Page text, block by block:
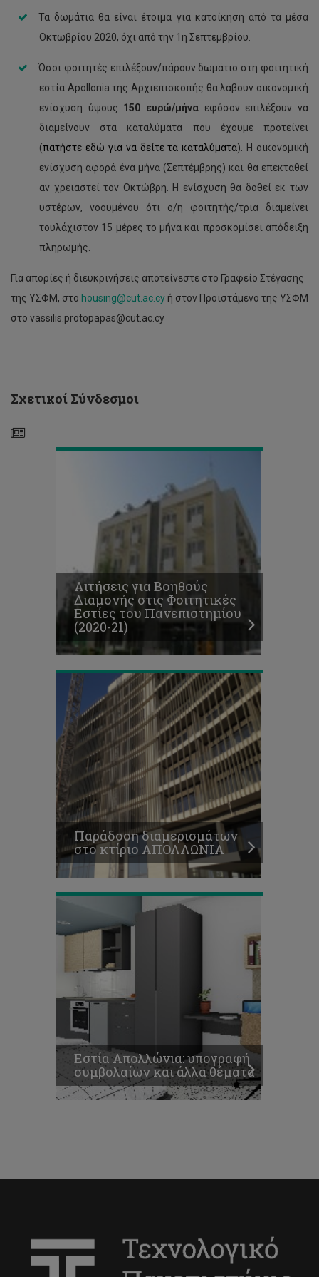
Τα δωμάτια θα είναι έτοιμα για κατοίκηση από τα μέσα
Οκτωβρίου 2020, όχι από την 1η Σεπτεμβρίου.
Όσοι φοιτητές επιλέξουν/πάρουν δωμάτιο στη φοιτητική
εστία Apollonia της Αρχιεπισκοπής θα λάβουν οικονομική
ενίσχυση ύψους 150 ευρώ/μήνα εφόσον επιλέξουν να
διαμείνουν στα καταλύματα που έχουμε προτείνει
(πατήστε εδώ για να δείτε τα καταλύματα). Η οικονομική
ενίσχυση αφορά ένα μήνα (Σεπτέμβρης) και θα επεκταθεί
αν χρειαστεί τον Οκτώβρη. Η ενίσχυση θα δοθεί εκ των
υστέρων, νοουμένου ότι ο/η φοιτητής/τρια διαμείνει
τουλάχιστον 15 μέρες το μήνα και προσκομίσει απόδειξη
πληρωμής.
Για απορίες ή διευκρινήσεις αποτείνεστε στο Γραφείο Στέγασης
της ΥΣΦΜ, στο housing@cut.ac.cy ή στον Προϊστάμενο της ΥΣΦΜ
στο vassilis.protopapas@cut.ac.cy
Σχετικοί Σύνδεσμοι
Αιτήσεις
για
Βοηθούς
Διαμονής
Πανεπιστημίου
(2020-
Αιτήσεις για Βοηθούς
Διαμονής στις Φοιτητικές
Εστίες του Πανεπιστημίου
(2020-21)
Παράδοση
διαμερισμάτων
στο
κτίριο
ΑΠΟΛΛΩΝΙΑ
Παράδοση διαμερισμάτων
στο κτίριο ΑΠΟΛΛΩΝΙΑ
Εστία
Απολλώνια:
υπογραφή
συμβολαίων
και
άλλα
θέματα
Εστία Απολλώνια: υπογραφή
συμβολαίων και άλλα θέματα